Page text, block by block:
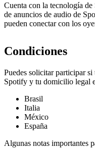
Cuenta con la tecnología
de anuncios de audio de
pueden conectar con los
Condiciones
Puedes solicitar participar
Spotify y tu domicilio legal
Brasil
Italia
México
España
Algunas notas importantes